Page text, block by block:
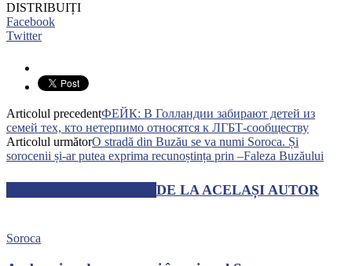
DISTRIBUIȚI
Facebook
Twitter
Articolul precedentФЕЙК: В Голландии забирают детей из
семей тех, кто нетерпимо относятся к ЛГБТ-сообществу
Articolul următorO stradă din Buzău se va numi Soroca. Și
sorocenii și-ar putea exprima recunoștința prin –Faleza Buzăului
DE LA ACELAȘI AUTOR
Soroca